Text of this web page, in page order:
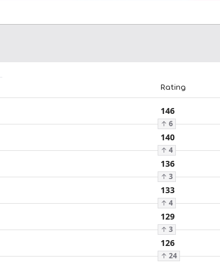
Rating
146
↑ 6
140
↑ 4
136
↑ 3
133
↑ 4
129
↑ 3
126
↑ 24